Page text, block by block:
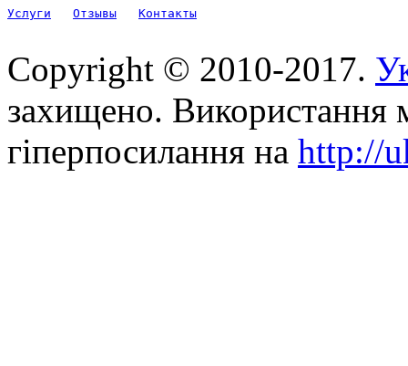
Услуги Отзывы Контакты
Copyright © 2010-2017.
захищено. Використання
гіперпосилання на http://